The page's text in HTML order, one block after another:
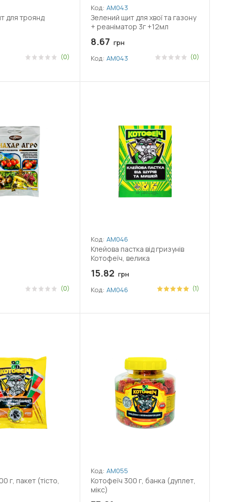
для троянд
(0)
Код: АМ043
Зелений щит для хвої та газону
+ реаніматор 3г +12мл
8.67 грн
Код: АМ043 (0)
(0)
Код: АМ046
Клейова пастка від гризунів
Котофеїч, велика
15.82 грн
Код: АМ046 (1)
г, пакет (тісто,
Код: АМ055
Котофеїч 300 г, банка (дуплет,
мікс)